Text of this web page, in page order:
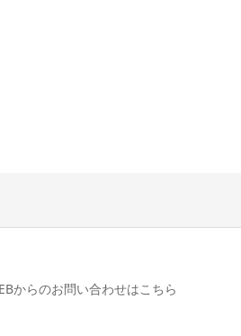
からのお問い合わせはこちら